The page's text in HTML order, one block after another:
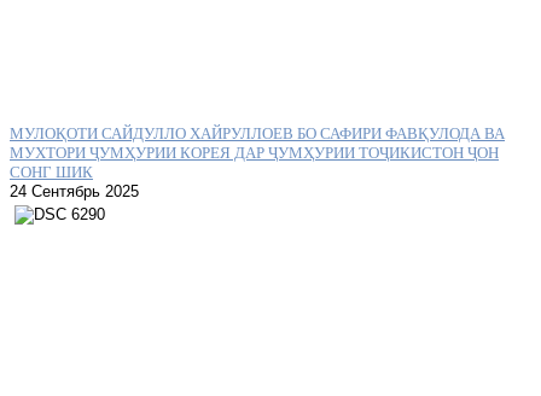
МУЛОҚОТИ САЙДУЛЛО ХАЙРУЛЛОЕВ БО САФИРИ ФАВҚУЛОДА ВА
МУХТОРИ ҶУМҲУРИИ КОРЕЯ ДАР ҶУМҲУРИИ ТОҶИКИСТОН ҶОН
СОНГ ШИК
24 Сентябрь 2025